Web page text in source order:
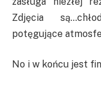
Zdjęcia
potęgujące
No i w końcu jest